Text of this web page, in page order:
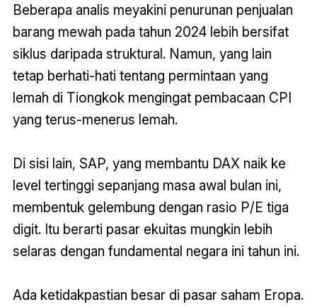
Beberapa analis meyakini penurunan penjualan
barang mewah pada tahun 2024 lebih bersifat
siklus daripada struktural. Namun, yang lain
tetap berhati-hati tentang permintaan yang
lemah di Tiongkok mengingat pembacaan CPI
yang terus-menerus lemah.
Di sisi lain, SAP, yang membantu DAX naik ke
level tertinggi sepanjang masa awal bulan ini,
membentuk gelembung dengan rasio P/E tiga
digit. Itu berarti pasar ekuitas mungkin lebih
selaras dengan fundamental negara ini tahun ini.
Ada ketidakpastian besar di pasar saham Eropa.